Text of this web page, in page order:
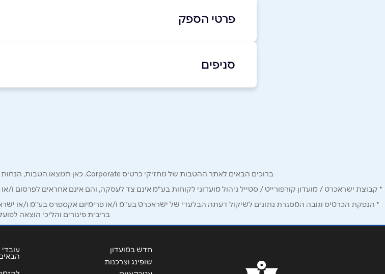
פרטי הספק
אנא חזרו אלי בקשר ל...
הודעה*
סניפים
נתניה
ברוכים הבאים לאתר ההטבות של מחזיקי כרטיס Corporate. כאן תמצאו הטבות, הנחות ומבצעים אטרקטיביים אך ורק לכם מחזיקי כרטיס קורפורייט!
* קבוצת ישראכרט / מועדון קורפורייט / סטייל ניהול מועדוני לקוחות בע"מ אינם צד לעסקה, והם אינם אחראים לפרסום
* הנפקת הכרטיס וגובה המסגרת נתונים לשיקול דעתה הבלעדי של ישראכרט בע"מ ו/או פרימיום אקספרס בע"מ ו/או
בריבית פיגורים והליכי הוצאה
חדש במועדון
שופינג וצרכנות